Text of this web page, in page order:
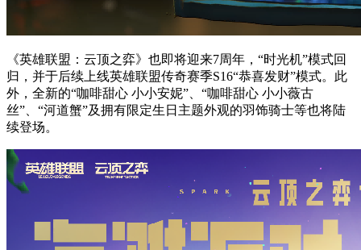
《英雄联盟：云顶之弈》也即将迎来7周年，“时光机”模式回
归，并于后续上线英雄联盟传奇赛季S16“恭喜发财”模式。此
外，全新的“咖啡甜心 小小安妮”、“咖啡甜心 小小薇古
丝”、“河道蟹”及拥有限定生日主题外观的羽饰骑士等也将陆
续登场。